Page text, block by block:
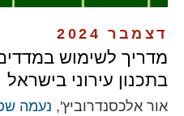
דצמבר 2024
מדריך לשימוש
בתכנון עירוני בישראל
אור אלכסנדרוביץ', נעמה